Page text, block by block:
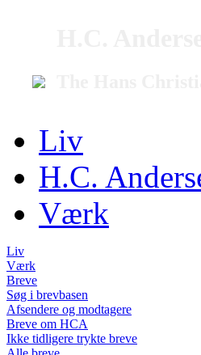
Liv
H.C.
Værk
Liv
Værk
Breve
Søg i brevbasen
Afsendere og modtagere
Breve om HCA
Ikke tidligere trykte breve